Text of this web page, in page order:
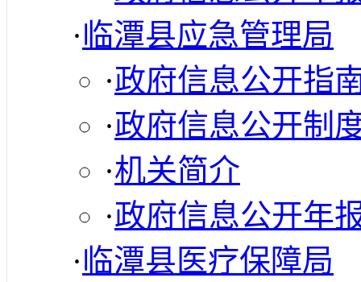
·临潭县应急管理局
·政府信息公开指
·政府信息公开制
·机关简介
·政府信息公开年
·临潭县医疗保障局